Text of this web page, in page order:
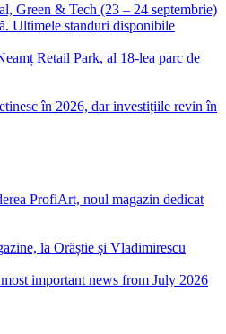
Green & Tech (23 – 24 septembrie)
Ultimele standuri disponibile
Retail Park, al 18-lea parc de
în 2026, dar investițiile revin în
ProfiArt, noul magazin dedicat
la Orăștie și Vladimirescu
important news from July 2026